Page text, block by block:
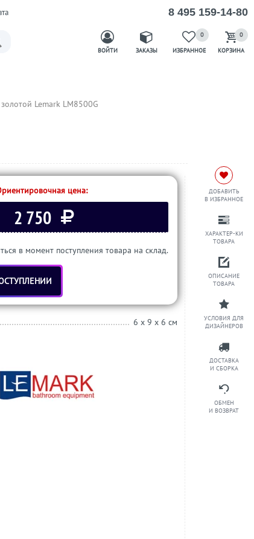
8 495 159-14-80
ВОЙТИ ЗАКАЗЫ ИЗБРАННОЕ
0
КОРЗИНА
0
Lemark LM8500G
ДОБАВИТЬ
В ИЗБРАННОЕ
ХАРАКТЕР-КИ
ТОВАРА
ОПИСАНИЕ
ТОВАРА
УСЛОВИЯ ДЛЯ
ДИЗАЙНЕРОВ
ДОСТАВКА
И СБОРКА
ОБМЕН
И ВОЗВРАТ
цена:
2 750
в момент поступления товара на склад.
6 x 9 x 6 см